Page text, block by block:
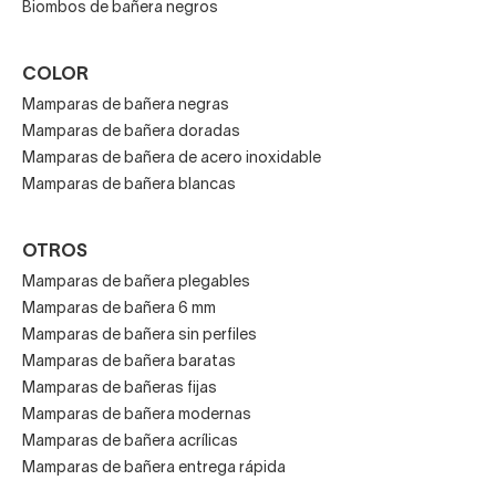
Biombos de bañera negros
COLOR
Mamparas de bañera negras
Mamparas de bañera doradas
Mamparas de bañera de acero inoxidable
Mamparas de bañera blancas
OTROS
Mamparas de bañera plegables
Mamparas de bañera 6 mm
Mamparas de bañera sin perfiles
Mamparas de bañera baratas
Mamparas de bañeras fijas
Mamparas de bañera modernas
Mamparas de bañera acrílicas
Mamparas de bañera entrega rápida